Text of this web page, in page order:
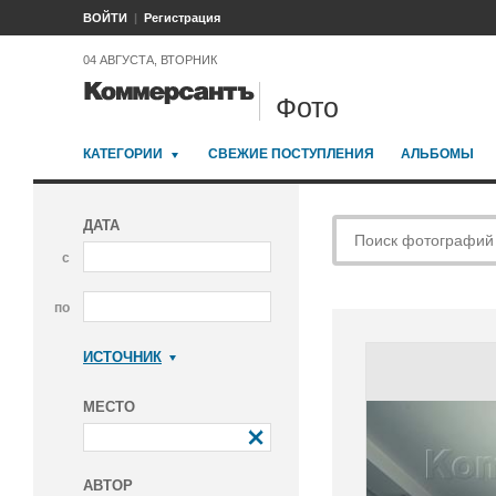
ВОЙТИ Регистрация
04 АВГУСТА, ВТОРНИК
Фото
КАТЕГОРИИ СВЕЖИЕ ПОСТУПЛЕНИЯ АЛЬБОМЫ
ДАТА
с
по
ИСТОЧНИК
МЕСТО
АВТОР